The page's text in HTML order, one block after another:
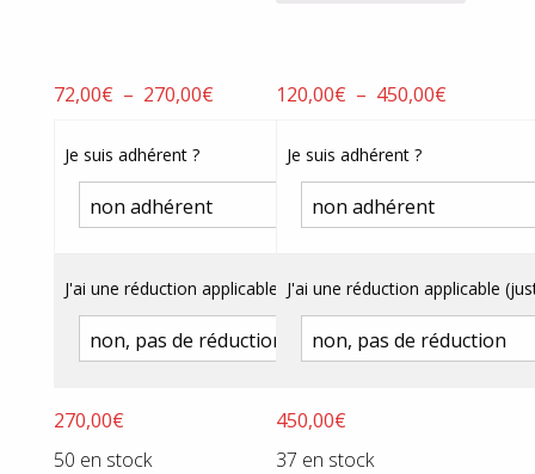
72,00€ – 270,00€Plage
72,00€
à
Je suis adhérent ?
J'ai une réduction applicable (justificatif obligatoire) ?
270,00€
50 en stock
120,00€ – 450,00€
120,00€
Je suis adhérent ?
J'ai une réduction applicable
450,00€
37 en stock